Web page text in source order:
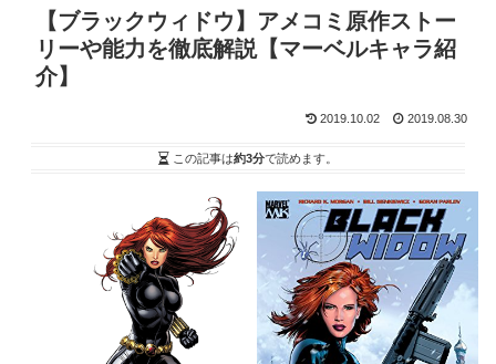
【ブラックウィドウ】アメコミ原作ストー
リーや能力を徹底解説【マーベルキャラ紹
介】
2019.10.02 2019.08.30
この記事は約3分で読めます。